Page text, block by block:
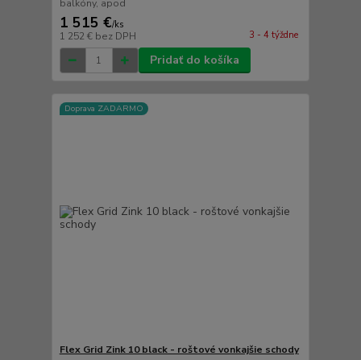
balkóny, apod
1 515 €/ks
1 252 € bez DPH 3 - 4 týždne
Pridať do košíka
Doprava ZADARMO
Flex Grid Zink 10 black - roštové vonkajšie schody